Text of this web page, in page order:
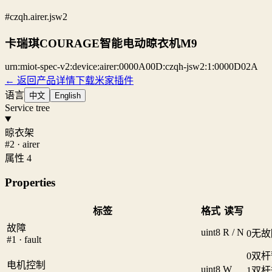
#czqh.airer.jsw2
卡瑞琪COURAGE智能电动晾衣机M9
urn:miot-spec-v2:device:airer:0000A00D:czqh-jsw2:1:0000D02A
← 返回产品详情下载米家插件
语言 中文 English
Service tree
晾衣架
#2 · airer
属性 4
Properties
标签 格式 读写
故障
#1 · fault
uint8 R / N 0无
电机控制
uint8 W
0双